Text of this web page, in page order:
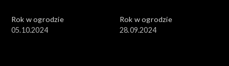
Rok w ogrodzie
05.10.2024
Rok w ogrodzie
28.09.2024